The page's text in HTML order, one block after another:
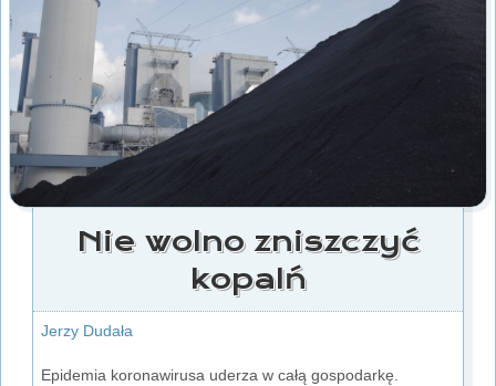
Nie wolno zniszczyć
kopalń
Jerzy Dudała
Epidemia koronawirusa uderza w całą gospodarkę.